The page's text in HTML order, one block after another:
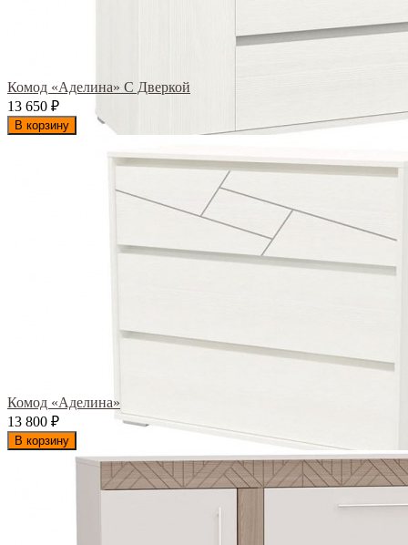
Комод «Аделина» С Дверкой
13 650 ₽
В корзину
Комод «Аделина»
13 800 ₽
В корзину